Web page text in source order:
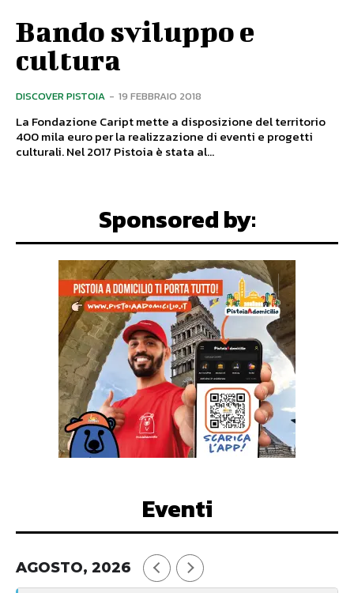
Bando sviluppo e
cultura
DISCOVER PISTOIA - 19 FEBBRAIO 2018
La Fondazione Caript mette a disposizione del territorio
400 mila euro per la realizzazione di eventi e progetti
culturali. Nel 2017 Pistoia è stata al...
Sponsored by:
Eventi
AGOSTO, 2026